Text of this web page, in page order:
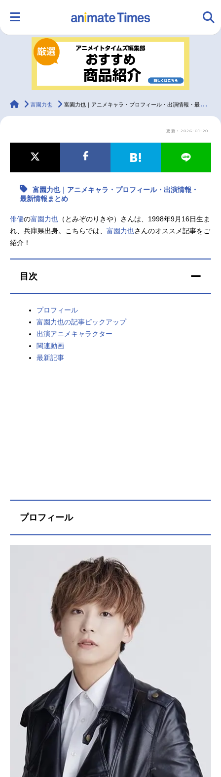
ランキング アニメ
ラジオ グッズ
最新記事一覧
アニメ記事一覧 声優記事一覧
アニメ映画一覧
今期アニメ曜日別一覧
春アニメ
男性声優/女性声優一覧
animateTimes
富園力也 富園力也｜アニメキャラ・プロフィール・出演情報・最新情報まとめ
更新：2026-01-20
富園力也｜アニメキャラ・プロフィール・出演情報・
最新情報まとめ
俳優の富園力也 （とみぞのりきや）さんは、1998年9月16日生ま
れ、兵庫県出身。こちらでは、 富園力也さんのオススメ記事をご
紹介！
目次
プロフィール
富園力也の記事ピックアップ
出演アニメキャラクター
関連動画
最新記事
プロフィール